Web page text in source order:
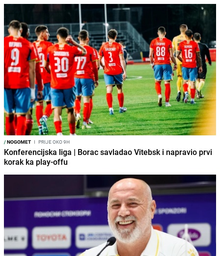
/NOGOMET I PRIJE OKO 9H
Konferencijska liga | Borac savladao Vitebsk i napravio prvi
korak ka play-offu